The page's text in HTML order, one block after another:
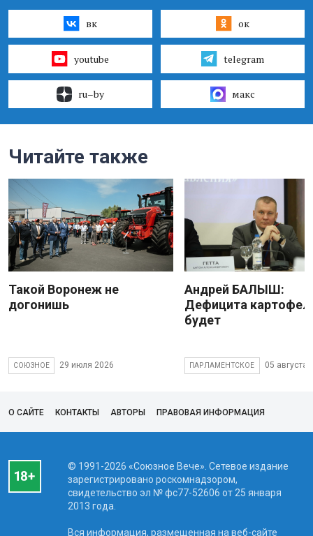
вк ок
youtube telegram
ru–by макс
Читайте также
Такой Воронеж не
догонишь
СОЮЗНОЕ 29 июля 2026
Андрей БАЛЫШ:
Дефицита
будет
ПАРЛАМЕНТСКОЕ 05 августа
О САЙТЕ КОНТАКТЫ АВТОРЫ ПРАВОВАЯ ИНФОРМАЦИЯ
© 1991-2026 «Союзное Вече». Сетевое издание
зарегистрировано роскомнадзором,
свидетельство эл № фc77-52606 от 25 января
2013 года.
Вся информация, размещенная на веб-сайте